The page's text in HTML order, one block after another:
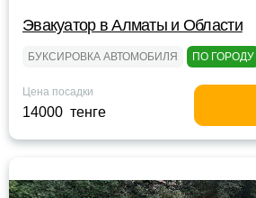
Эвакуатор в Алматы и Области
БУКСИРОВКА АВТОМОБИЛЯ ПО ГОРОДУ
Цена посадки
14000 тенге